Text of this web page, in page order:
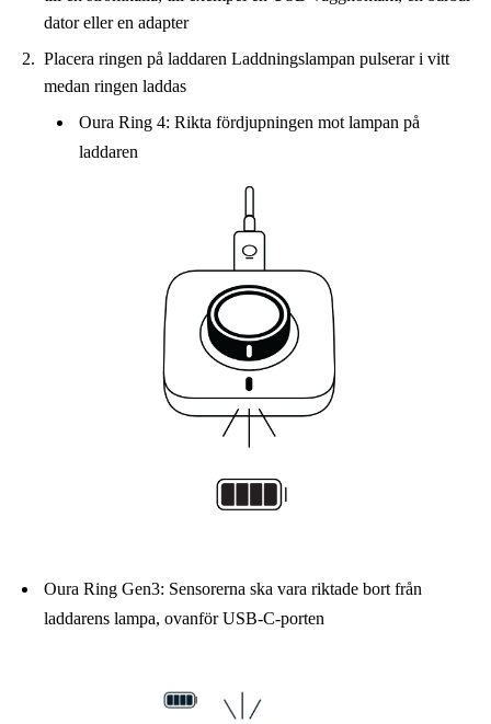
dator eller en adapter
Placera ringen på laddaren Laddningslampan pulserar i vitt
medan ringen laddas
Oura Ring 4: Rikta fördjupningen mot lampan på
laddaren
Oura Ring Gen3: Sensorerna ska vara riktade bort från
laddarens lampa, ovanför USB-C-porten